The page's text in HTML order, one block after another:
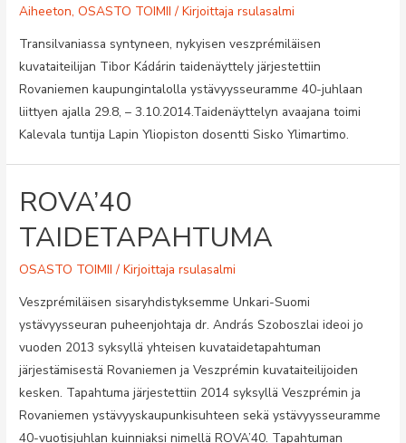
Aiheeton,OSASTO TOIMII / Kirjoittajarsulasalmi
Transilvaniassa syntyneen, nykyisen veszprémiläisen
kuvataiteilijan Tibor Kádárin taidenäyttely järjestettiin
Rovaniemen kaupungintalolla ystävyysseuramme 40-juhlaan
liittyen ajalla 29.8, – 3.10.2014.Taidenäyttelyn avaajana toimi
Kalevala tuntija Lapin Yliopiston dosentti Sisko Ylimartimo.
ROVA’40
TAIDETAPAHTUMA
OSASTO TOIMII / Kirjoittajarsulasalmi
Veszprémiläisen sisaryhdistyksemme Unkari-Suomi
ystävyysseuran puheenjohtaja dr. András Szoboszlai ideoi jo
vuoden 2013 syksyllä yhteisen kuvataidetapahtuman
järjestämisestä Rovaniemen ja Veszprémin kuvataiteilijoiden
kesken. Tapahtuma järjestettiin 2014 syksyllä Veszprémin ja
Rovaniemen ystävyyskaupunkisuhteen sekä ystävyysseuramme
40-vuotisjuhlan kuinniaksi nimellä ROVA’40. Tapahtuman